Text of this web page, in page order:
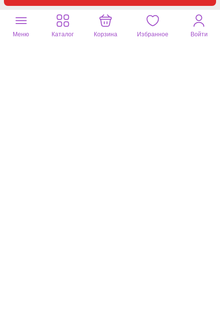
Только этот вариант товара
Фотографии покупателей
Меню Каталог Корзина Избранное Войти